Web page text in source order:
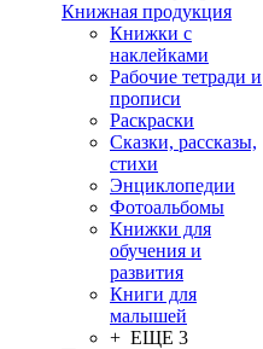
Книжная продукция
Книжки с
наклейками
Рабочие тетради и
прописи
Раскраски
Сказки, рассказы,
стихи
Энциклопедии
Фотоальбомы
Книжки для
обучения и
развития
Книги для
малышей
+ ЕЩЕ 3